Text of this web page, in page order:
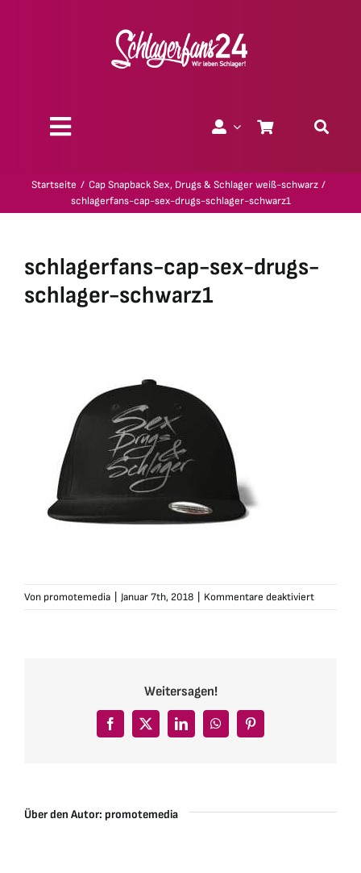
Toggle
Geschenk-Gutscheine
Startseite
Cap Snapback Sex, Drugs & Schlager weiß-schwarz
schlagerfans-cap-sex-drugs-schlager-schwarz1
schlagerfans-cap-sex-drugs-
schlager-schwarz1
Von promotemedia Januar 7th, 2018 Kommentare deaktiviertfür
Weitersagen!
Facebook
X LinkedInWhatsAppPinterest
Über den Autor: promotemedia